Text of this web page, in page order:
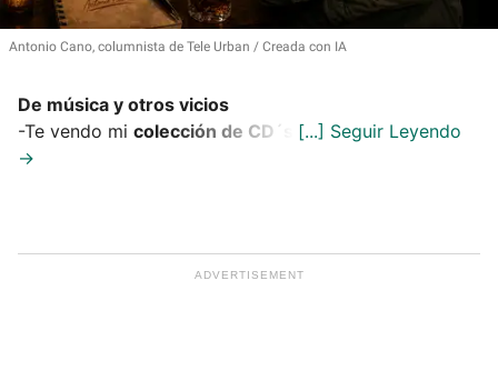
Antonio Cano, columnista de Tele Urban Creada con IA
De música y otros vicios
-Te vendo mi colección de CD´s